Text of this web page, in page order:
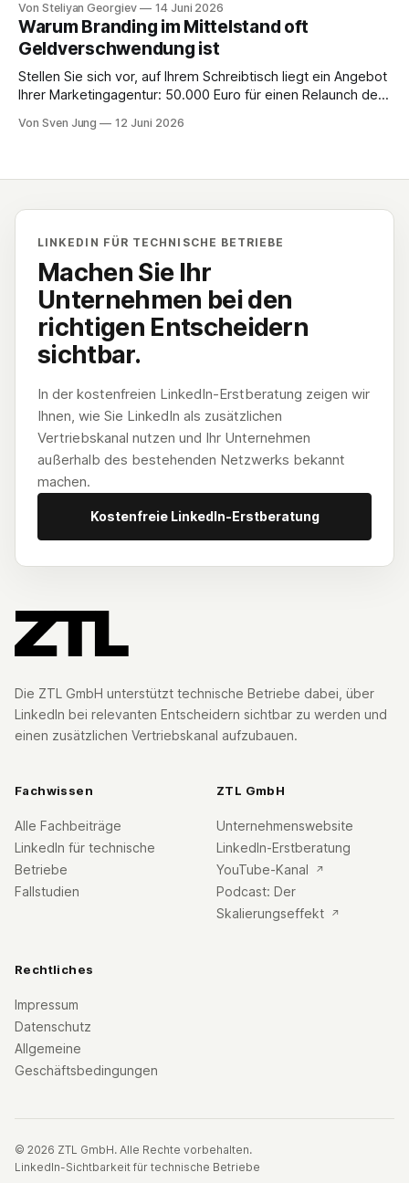
Netzwerk gebaut haben, werden sie heute von
Wettbewerbern rechts überholt, die online eine massive
Präsenz simulieren. Viele Geschäftsführer verlassen sich
immer noch auf den
Von Steliyan Georgiev 14 Juni 2026
Warum Branding im Mittelstand oft
Geldverschwendung ist
Stellen Sie sich vor, auf Ihrem Schreibtisch liegt ein Angebot
Ihrer Marketingagentur: 50.000 Euro für einen Relaunch der
frisches Corporate Design und ein modernisiertes Logo. Im
Von Sven Jung 12 Juni 2026
LINKEDIN FÜR TECHNISCHE BETRIEBE
Machen Sie Ihr
Unternehmen bei den
richtigen Entscheidern
sichtbar.
In der kostenfreien LinkedIn-Erstberatung zeigen wir
Ihnen, wie Sie LinkedIn als zusätzlichen
Vertriebskanal nutzen und Ihr Unternehmen
außerhalb des bestehenden Netzwerks bekannt
machen.
Kostenfreie LinkedIn-Erstberatung
Die ZTL GmbH unterstützt technische Betriebe dabei, über
LinkedIn bei relevanten Entscheidern sichtbar zu werden und
einen zusätzlichen Vertriebskanal aufzubauen.
Fachwissen
Alle Fachbeiträge
LinkedIn für technische
Betriebe
Fallstudien
ZTL GmbH
Unternehmenswebsite
LinkedIn-Erstberatung
YouTube-Kanal
↗
Podcast: Der
Skalierungseffekt
↗
Rechtliches
Impressum
Datenschutz
Allgemeine
Geschäftsbedingungen
© 2026 ZTL GmbH. Alle Rechte vorbehalten.
LinkedIn-Sichtbarkeit für technische Betriebe